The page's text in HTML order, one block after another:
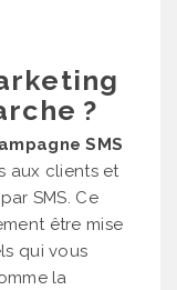
?
SMS
aux clients et
SMS. Ce
être mise
qui vous
la